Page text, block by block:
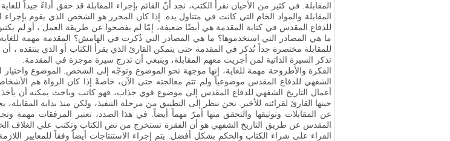
المقابلة
في كثير من الأحيان نقرأ الكتب، نجد أنّ القائم بإجراء المقابلة قد حقق أداءً جيداً
المقابلة والمواد الخام التي كانت في متناول يده. إذا كان المحرر هو الشخص الذي يقوم بإجراء
للدفاع المقدس في كتابة المقدمة هي أيضًا ضعيفة، إمّا لم يفصحوا عن طريقة العمل ، أو لم
ما هي المصادر التي استخدموها؟ ما هي المصادر التي ذُكرت في الهامش؟ المقدمة مهمة
للمقابلة مختصرة جداً تُذكر في المقدمة حتى يتمكن القارئ الذي يقرأ الكتاب أو الذي ينتقده ،
تذكر السيرة الذاتية لمن أجريت معهم المقابلة، وينبغي أن تدرج سيرة موجزة في المقدمة
الفكرة والأطروحة مهمة للغاية، إنها موجهة نحو الموضوع وتوجّه إلى الشخص
الموضوع
الشفهي للدفاع المقدس موضوعياً ولم تتم معالجته حتى الآن، خاصةً إذا كان الرواة هم
أعمال التاريخ الشفهي للدفاع المقدس إلى موضوع قوي جذاب، فهو كاتب وباحث يمكنه أن يأخذ
حينها القارئ لقرائته للأخير. نحن ننظر إلى التطبيق من مرحلة التنفيذ، ولكن منذ بداية
عن المقابلات وتوثيقها والتحقق منها أمرً مهماً أيضاً. في هذا الصدد، تعتبر المرفقات مهمة
المقدس عن طريق التاريخ الشفهي هو أن الفقرة تستخرج من نص الكتاب وتكتب علي الغلاف
القراء على شراء الكتاب والحكم بشكل أفضل
يتم إجراء الاستنتاجات أيضاً وفقاً للمعايير